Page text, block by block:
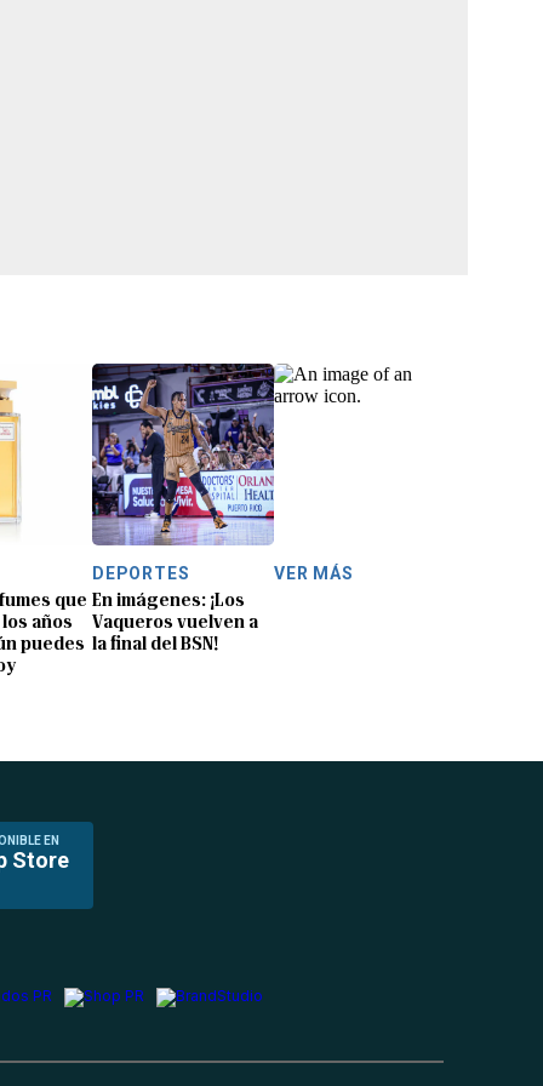
que
años
puedes
DEPORTES
En imágenes: ¡Los
Vaqueros vuelven a
la final del BSN!
VER MÁS
EN
Store